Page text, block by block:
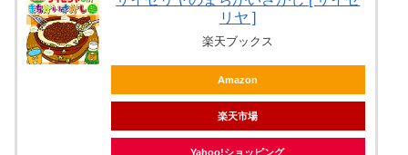
リヤ ]
楽天ブックス
Amazon
楽天市場
Yahoo!ショッピング